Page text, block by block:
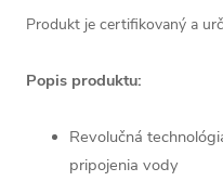
Produkt je certifikovaný a
Popis produktu:
Revolučná
pripojenia vody